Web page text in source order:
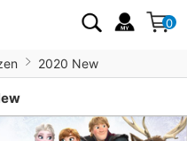
0
2020 New